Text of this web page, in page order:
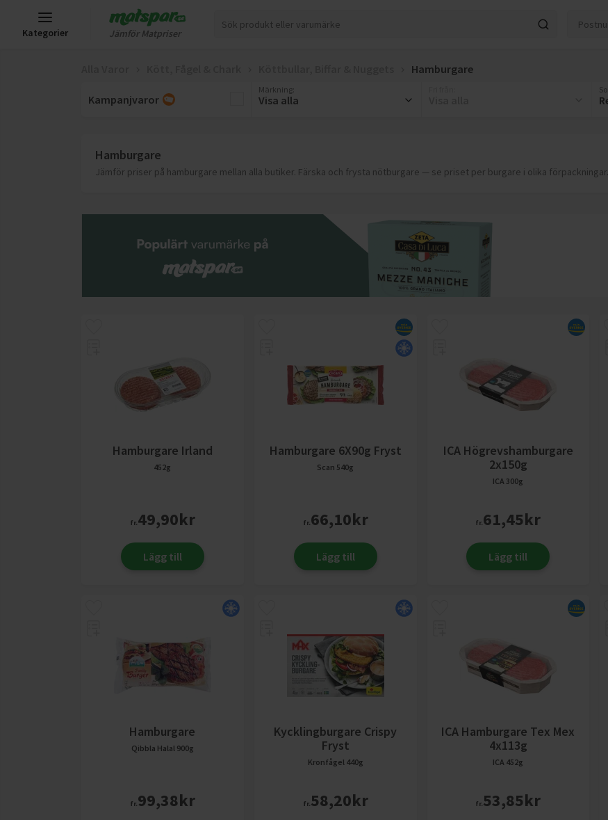
Kategorier Jämför Matpriser
Hamburgare
Kampanjvaror
Märkning
Visa alla
Hamburgare
Jämför priser på hamburgare mellan alla butiker. Färska och frysta nötburgare — se priset per burgare i olika förpackningar.
Hamburgare Irland
452g
fr.49,90kr
Lägg till
Hamburgare 6X90g Fryst
Scan 540g
fr.66,10kr
Lägg till
ICA Högrevshamburgare
2x150g
ICA 300g
fr.61,45kr
Lägg till
Hamburgare
Qibbla Halal 900g
fr.99,38kr
Kycklingburgare Crispy
Fryst
Kronfågel 440g
fr.58,20kr
ICA Hamburgare Tex Mex
4x113g
ICA 452g
fr.53,85kr